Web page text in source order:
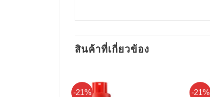
สินค้าที่เกี่ยวข้อง
-21% -21%